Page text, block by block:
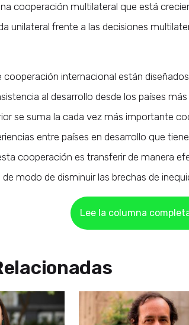
cooperación multilateral que está
unilateral frente a las decisiones
internacional están
al desarrollo desde los países
se suma la cada vez más importante
entre países en desarrollo que
cooperación es transferir de manera
modo de disminuir las brechas de
Lee la columna